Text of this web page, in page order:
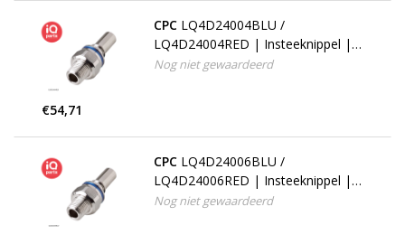
CPC LQ4D24004BLU /
LQ4D24004RED | Insteeknippel |
Verchroomd messing | 1/4" NPT
Nog niet gewaardeerd
€54,71
CPC LQ4D24006BLU /
LQ4D24006RED | Insteeknippel |
Verchroomd messing | 3/8" NPT
Nog niet gewaardeerd